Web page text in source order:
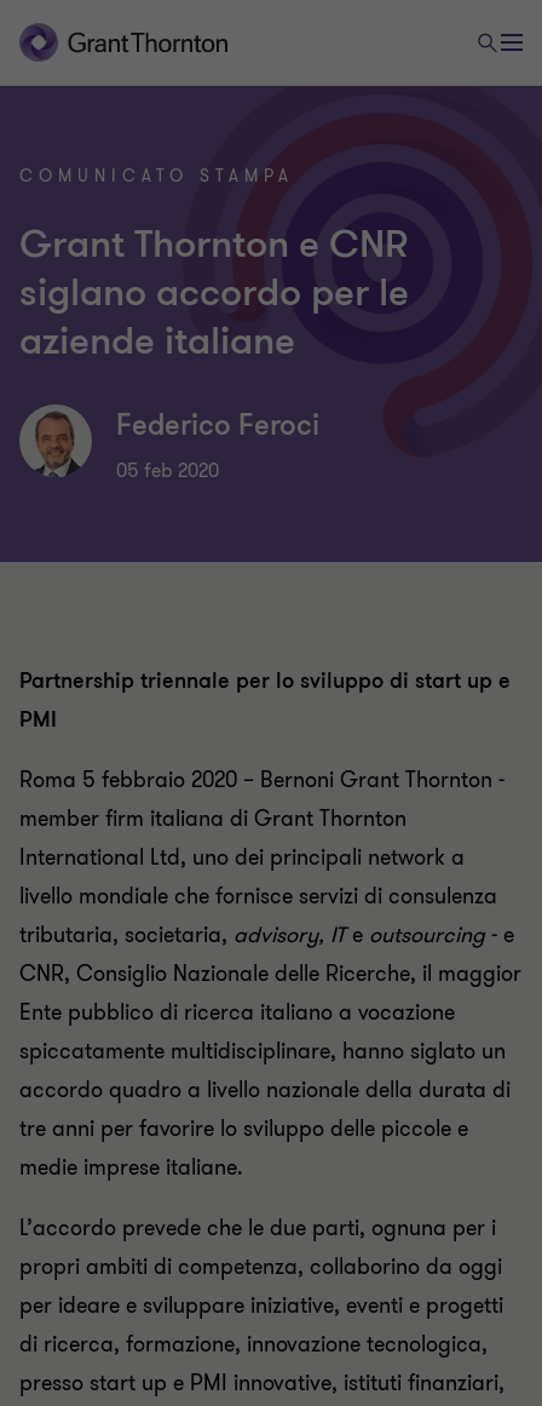
COMUNICATO STAMPA
Grant Thornton e CNR
siglano accordo per le
aziende italiane
Federico Feroci
05 feb 2020
Partnership triennale per lo sviluppo di start up e
PMI
Roma 5 febbraio 2020 – Bernoni Grant Thornton -
member firm italiana di Grant Thornton
International Ltd, uno dei principali network a
livello mondiale che fornisce servizi di consulenza
tributaria, societaria, advisory, ITe outsourcing - e
CNR, Consiglio Nazionale delle Ricerche, il maggior
Ente pubblico di ricerca italiano a vocazione
spiccatamente multidisciplinare, hanno siglato un
accordo quadro a livello nazionale della durata di
tre anni per favorire lo sviluppo delle piccole e
medie imprese italiane.
L’accordo prevede che le due parti, ognuna per i
propri ambiti di competenza, collaborino da oggi
per ideare e sviluppare iniziative, eventi e progetti
di ricerca, formazione, innovazione tecnologica,
presso start up e PMI innovative, istituti finanziari,